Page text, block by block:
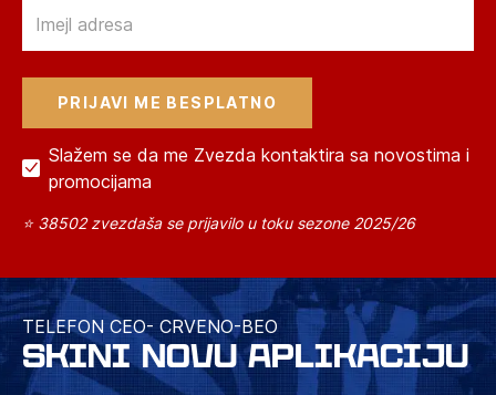
Slažem se da me Zvezda kontaktira sa novostima i
promocijama
⭐ 38502 zvezdaša se prijavilo u toku sezone 2025/26
TELEFON CEO- CRVENO-BEO
SKINI NOVU APLIKACIJU